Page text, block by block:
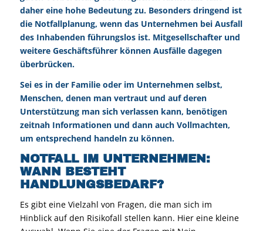
daher eine hohe Bedeutung zu. Besonders dringend ist
die Notfallplanung, wenn das Unternehmen bei Ausfall
des Inhabenden führungslos ist. Mitgesellschafter und
weitere Geschäftsführer können Ausfälle dagegen
überbrücken.
Sei es in der Familie oder im Unternehmen selbst,
Menschen, denen man vertraut und auf deren
Unterstützung man sich verlassen kann, benötigen
zeitnah Informationen und dann auch Vollmachten,
um entsprechend handeln zu können.
NOTFALL IM UNTERNEHMEN:
WANN BESTEHT
HANDLUNGSBEDARF?
Es gibt eine Vielzahl von Fragen, die man sich im
Hinblick auf den Risikofall stellen kann. Hier eine kleine